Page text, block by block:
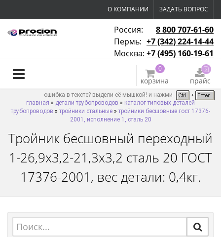
О КОМПАНИИ ЗАДАТЬ ВОПРОС
Россия:
8 800 707-61-60
Пермь: +7 (342) 224-14-44
Москва: +7 (495) 160-19-61
0
корзина прайс
ошибка в тексте? выдели её мышкой! и нажми
главная » детали трубопроводов » каталог типовых деталей
трубопроводов » тройники стальные » тройники бесшовные гост 17376-
2001, исполнение 1, сталь 20
Тройник бесшовный переходный
1-26,9х3,2-21,3х3,2 сталь 20 ГОСТ
17376-2001, вес детали: 0,4кг.